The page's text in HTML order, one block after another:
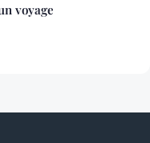
voyage